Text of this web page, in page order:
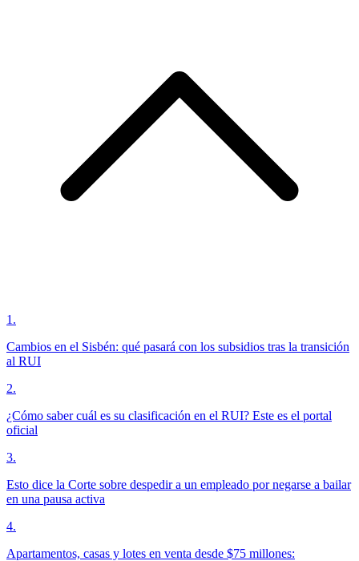
1 .
Cambios en el Sisbén: qué pasará con los subsidios tras la transición
al RUI
2.
¿Cómo saber cuál es su clasificación en el RUI? Este es el portal
oficial
3.
Esto dice la Corte sobre despedir a un empleado por negarse a bailar
en una pausa activa
4.
Apartamentos, casas y lotes en venta desde $75 millones: